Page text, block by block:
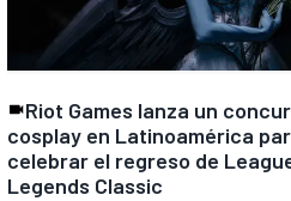
Riot Games lanza un
cosplay en Latinoamérica
celebrar el regreso de
Legends Classic